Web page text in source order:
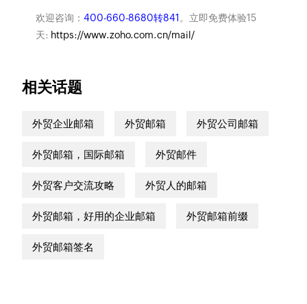
欢迎咨询： 400-660-8680转841 。立即免费体验15
天: https://www.zoho.com.cn/mail/
相关话题
外贸企业邮箱 外贸邮箱 外贸公司邮箱
外贸邮箱，国际邮箱 外贸邮件
外贸客户交流攻略 外贸人的邮箱
外贸邮箱，好用的企业邮箱 外贸邮箱前缀
外贸邮箱签名